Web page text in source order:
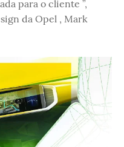
para o cliente ”,
da Opel , Mark